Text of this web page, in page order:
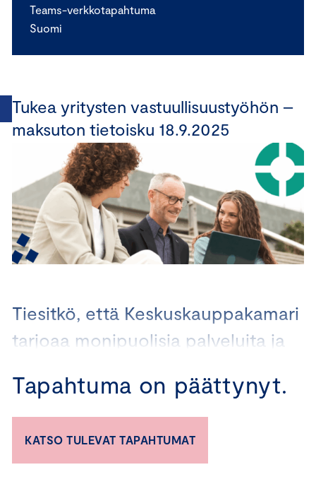
Teams-verkkotapahtuma
Suomi
Tukea yritysten vastuullisuustyöhön –
maksuton tietoisku 18.9.2025
Tiesitkö, että Keskuskauppakamari
tarjoaa monipuolisia palveluita ja
yrityksiä kaikissa vastuullisuustyön
vaiheissa?
Valmennuksistamme ja koulutuksistamme löytyy
Tapahtuma on päättynyt.
KATSO TULEVAT TAPAHTUMAT